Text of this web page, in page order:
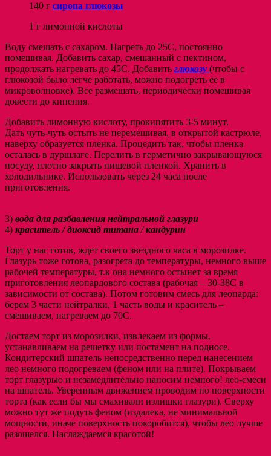
140 г сиропа глюкозы
1 г лимонной кислоты
Воду смешать с сахаром. Нагреть до 25С, постоянно
помешивая. Добавить сахар, смешанный с пектином,
продолжать нагревать до 45С. Добавить глюкозу (чтобы с
глюкозой было легче работать, можно подогреть ее в
микроволновке). Все размешать, периодически помешивая
довести до кипения.
Добавить лимонную кислоту, прокипятить 3-5 минут.
Дать чуть-чуть остыть не перемешивая, в открытой кастрюле,
наверху образуется пленка. Процедить так, чтобы пленка
осталась в дуршлаге. Перелить в герметично закрывающуюся
посуду, плотно закрыть пищевой пленкой. Хранить в
холодильнике. Использовать через 24 часа после
приготовления.
3) вода для разбавления нейтральной глазури
4) краситель / диоксид титана / кандурин
Торт у нас готов, ждет своего звездного часа в морозилке.
Глазурь тоже готова, разогрета до температуры, немного выше
рабочей температуры, т.к она немного остынет за время
приготовления леопардового состава (рабочая – 30-38С в
зависимости от состава). Потом готовим смесь для леопарда:
берем 3 части нейтралки, 1 часть воды и краситель –
смешиваем, нагреваем до 70С.
Достаем торт из морозилки, извлекаем из формы,
устанавливаем на решетку или постамент на подносе.
Кондитерский шпатель непосредственно перед нанесением
лео немного подогреваем (феном или на плите). Покрываем
торт глазурью и незамедлительно наносим немного! лео-смеси
на шпатель. Уверенным движением проводим по поверхности
торта (как если бы мы смахивали излишки глазури). Сверху
можно тут же подуть феном (издалека, не минимальной
мощности, иначе поверхность покоробится), чтобы лео лучше
разошелся. Наслаждаемся красотой!